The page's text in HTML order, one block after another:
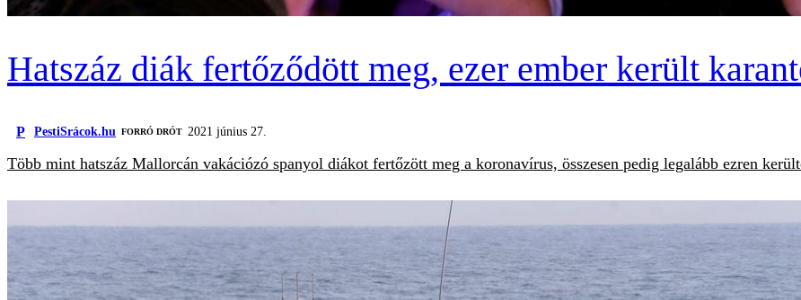
Hatszáz diák fertőződött meg, ezer ember került
P PestiSrácok.hu FORRÓ DRÓT 2021 június 27.
Több mint hatszáz Mallorcán vakációzó spanyol diákot fertőzött meg a koronavírus, összesen pedig legalább ezren